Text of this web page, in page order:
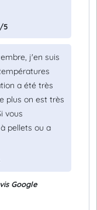
5
j'en suis
a été très
plus on est très
vous
pellets ou a
Google